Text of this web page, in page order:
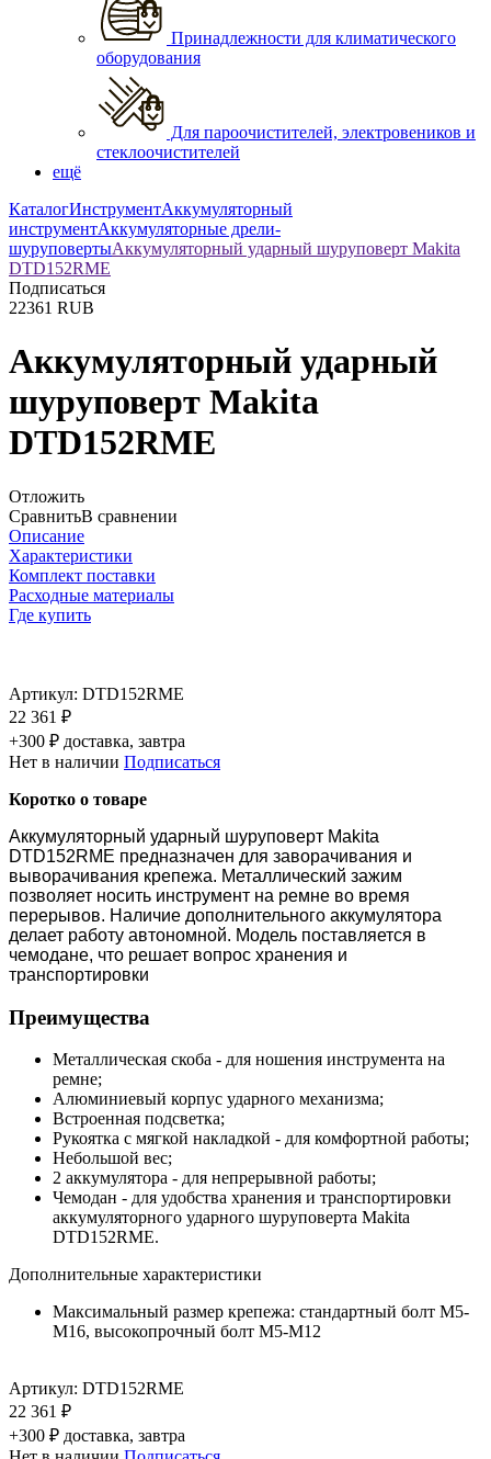
Принадлежности для климатического
оборудования
Для пароочистителей, электровеников и
стеклоочистителей
ещё
КаталогИнструментАккумуляторный
инструментАккумуляторные дрели-
шуруповертыАккумуляторный ударный шуруповерт Makita
DTD152RME
Подписаться
22361 RUB
Аккумуляторный ударный
шуруповерт Makita
DTD152RME
Отложить
СравнитьВ сравнении
Описание
Характеристики
Комплект поставки
Расходные материалы
Где купить
Артикул: DTD152RME
22 361 ₽
+300 ₽ доставка, завтра
Нет в наличии Подписаться
Коротко о товаре
Аккумуляторный ударный шуруповерт Makita
DTD152RME предназначен для заворачивания и
выворачивания крепежа. Металлический зажим
позволяет носить инструмент на ремне во время
перерывов. Наличие дополнительного аккумулятора
делает работу автономной. Модель поставляется в
чемодане, что решает вопрос хранения и
транспортировки
Преимущества
Металлическая скоба - для ношения инструмента на
ремне;
Алюминиевый корпус ударного механизма;
Встроенная подсветка;
Рукоятка с мягкой накладкой - для комфортной работы;
Небольшой вес;
2 аккумулятора - для непрерывной работы;
Чемодан - для удобства хранения и транспортировки
аккумуляторного ударного шуруповерта Makita
DTD152RME.
Дополнительные характеристики
Максимальный размер крепежа: стандартный болт М5-
М16, высокопрочный болт М5-М12
Артикул: DTD152RME
22 361 ₽
+300 ₽ доставка, завтра